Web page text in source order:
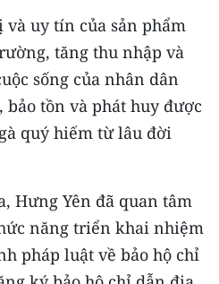
uy tín của sản phẩm
tăng thu nhập và
sống của nhân dân
tồn và phát huy được
quý hiếm từ lâu đời
Hưng Yên đã quan tâm
năng triển khai nhiệm
pháp luật về bảo hộ chỉ